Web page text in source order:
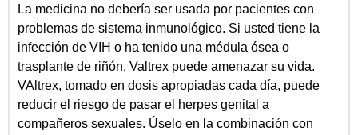
La medicina no debería ser usada por pacientes con
problemas de sistema inmunológico. Si usted tiene la
infección de VIH o ha tenido una médula ósea o
trasplante de riñón, Valtrex puede amenazar su vida.
VAltrex, tomado en dosis apropiadas cada día, puede
reducir el riesgo de pasar el herpes genital a
compañeros sexuales. Úselo en la combinación con